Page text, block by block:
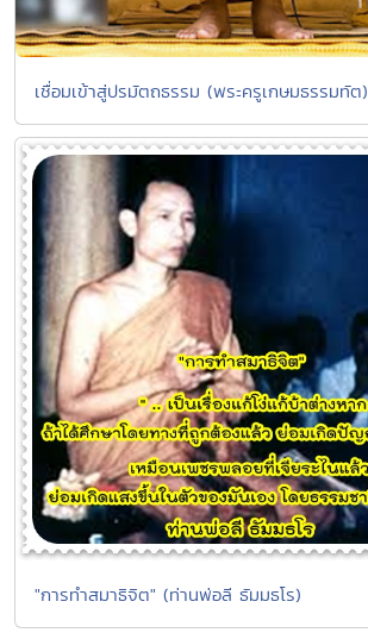
เชื่อมเข้าสู่ปรมัตถธรรม (พระครูเกษมธรรมทัต)
"การทำสมาธิจิต" (ท่านพ่อลี ธัมมธโร)